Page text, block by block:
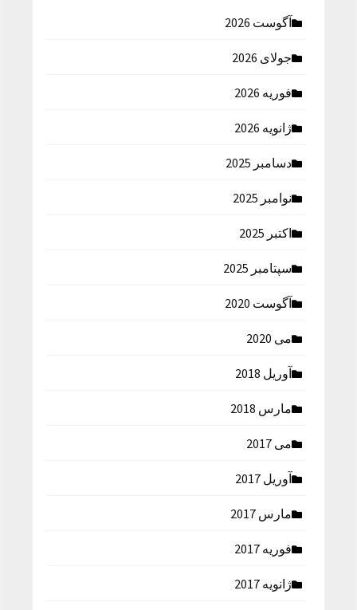
آگوست 2026
جولای 2026
فوریه 2026
ژانویه 2026
دسامبر 2025
نوامبر 2025
اکتبر 2025
سپتامبر 2025
آگوست 2020
می 2020
آوریل 2018
مارس 2018
می 2017
آوریل 2017
مارس 2017
فوریه 2017
ژانویه 2017